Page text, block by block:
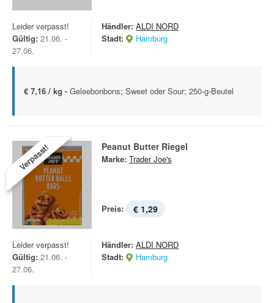
Leider verpasst!
Gültig: 21.06. -
27.06.
Händler: ALDI NORD
Stadt:
Hamburg
€ 7,16 / kg - Geleebonbons; Sweet oder Sour; 250-g-Beutel
Verpasst! Peanut Butter Riegel
Marke: Trader Joe's
Preis: € 1,29
Leider verpasst!
Gültig: 21.06. -
27.06.
Händler: ALDI NORD
Stadt:
Hamburg